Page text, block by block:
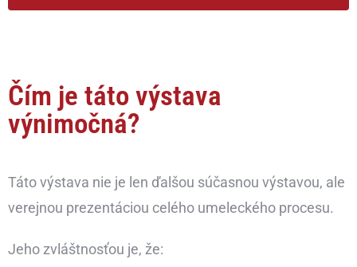
Čím je táto výstava
výnimočná?
Táto výstava nie je len ďalšou súčasnou výstavou, ale
verejnou prezentáciou celého umeleckého procesu.
Jeho zvláštnosťou je, že: